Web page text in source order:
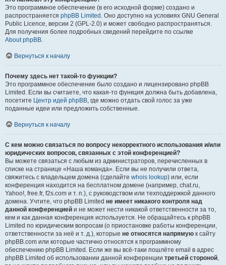
Это программное обеспечение (в его исходной форме) создано и
распространяется phpBB Limited . Оно доступно на условиях GNU General
Public Licence, версии 2 (GPL-2.0) и может свободно распространяться.
Для получения более подробных сведений перейдите по ссылке
About phpBB
Вернуться к началу
Почему здесь нет такой-то функции?
Это программное обеспечение было создано и лицензировано phpBB
Limited. Если вы считаете, что какая-то функция должна быть добавлена,
посетите Центр идей phpBB , где можно отдать свой голос за уже
поданные идеи или предложить собственные.
Вернуться к началу
С кем можно связаться по вопросу некорректного использования и/или
юридических вопросов, связанных с этой конференцией?
Вы можете связаться с любым из администраторов, перечисленных в
списке на странице «Наша команда». Если вы не получили ответа,
свяжитесь с владельцем домена (сделайте whois lookup) или, если
конференция находится на бесплатном домене (например, chat.ru,
Yahoo!, free.fr, f2s.com и т. п.), с руководством или техподдержкой данного
домена. Учтите, что phpBB Limited не имеет никакого контроля над
данной конференцией и не может нести никакой ответственности за то,
кем и как данная конференция используется. Не обращайтесь к phpBB
Limited по юридическим вопросам (о приостановке работы конференции,
ответственности за неё и т. д.), которые не относятся напрямую к сайту
phpBB.com или которые частично относятся к программному
обеспечению phpBB Limited. Если же вы всё-таки пошлёте email в адрес
phpBB Limited об использовании данной конференции третьей стороной